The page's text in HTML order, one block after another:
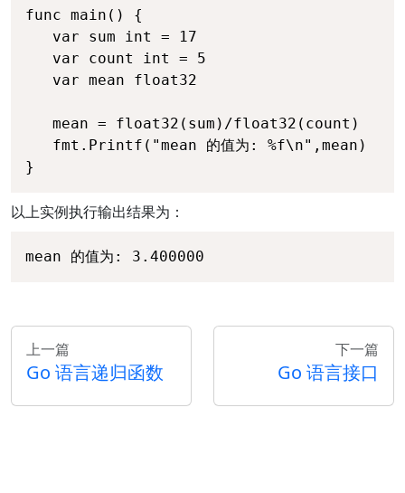
func main() {
   var sum int = 17
   var count int = 5
   var mean float32
   mean = float32(sum)/float32(count)
   fmt.Printf("mean 的值为: %f\n",mean)
}
以上实例执行输出结果为：
mean 的值为: 3.400000
上一篇
Go 语言递归函数
下一篇
Go 语言接口